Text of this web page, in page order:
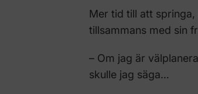
Mer tid till att
tillsammans med sin
– Om jag är
skulle jag säga…